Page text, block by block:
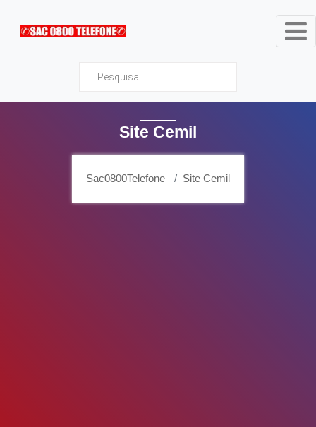
Sac0800Telefone
Site Cemil
Sac0800Telefone Site Cemil